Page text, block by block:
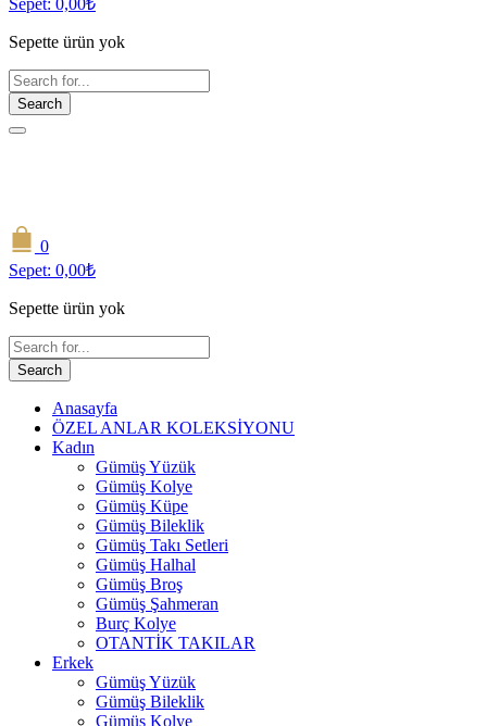
Sepet: 0,00₺
Sepette ürün yok
Search
0
Sepet: 0,00₺
Sepette ürün yok
Search
Anasayfa
ÖZEL ANLAR KOLEKSİYONU
Kadın
Gümüş Yüzük
Gümüş Kolye
Gümüş Küpe
Gümüş Bileklik
Gümüş Takı Setleri
Gümüş Halhal
Gümüş Broş
Gümüş Şahmeran
Burç Kolye
OTANTİK TAKILAR
Erkek
Gümüş Yüzük
Gümüş Bileklik
Gümüş Kolye